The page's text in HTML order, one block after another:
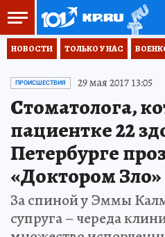
НОВОСТИ ТОЛЬКО У НАС
ПРОИСШЕСТВИЯ 29 мая 2017 13:05
Стоматолога,
пациентке 22
Петербурге
«Доктором Зло»
За спиной у Эммы
супруга – череда